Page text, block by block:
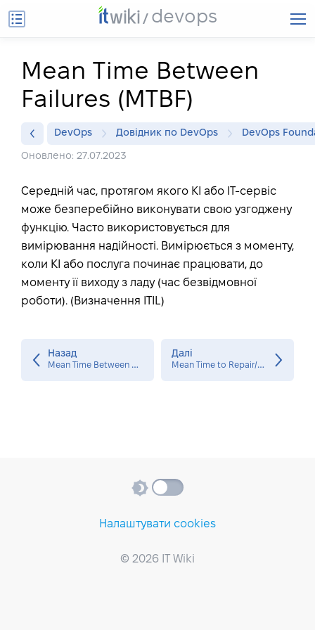
devops
Mean Time Between
Failures (MTBF)
DevOps Довідник по DevOps DevOps
Оновлено: 27.07.2023
Середній час, протягом якого КІ або ІТ-сервіс
може безперебійно виконувати свою узгоджену
функцію. Часто використовується для
вимірювання надійності. Вимірюється з моменту,
коли КІ або послуга починає працювати, до
моменту її виходу з ладу (час безвідмовної
роботи). (Визначення ITIL)
Назад
M
ean Time Between Deploys
Далі
M
ean Time to Repair/Recover (MTTR)
Налаштувати cookies
© 2026 IT Wiki